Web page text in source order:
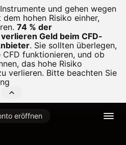
und gehen wegen
hohen Risiko einher,
74 % der
Geld beim CFD-
. Sie sollten überlegen,
funktionieren, und ob
das hohe Risiko
verlieren. Bitte beachten Sie
eröffnen